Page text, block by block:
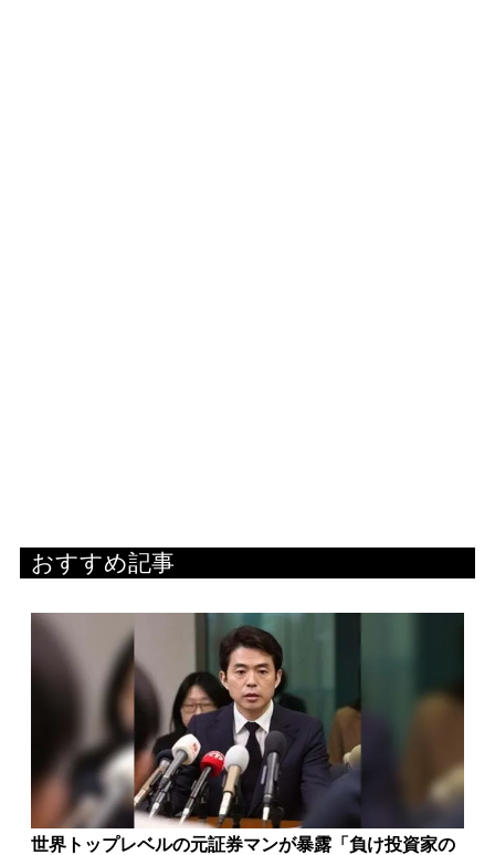
おすすめ記事
世界トップレベルの元証券マンが暴露「負け投資家の